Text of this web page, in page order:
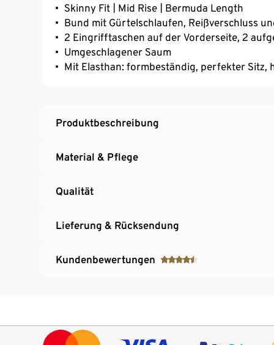
Skinny Fit | Mid Rise | Bermuda Length
Bund mit Gürtelschlaufen, Reißverschluss
2 Eingrifftaschen auf der Vorderseite, 2
Umgeschlagener Saum
Mit Elasthan: formbeständig, perfekter Sitz,
Produktbeschreibung
Material & Pflege
Qualität
Lieferung & Rücksendung
Kundenbewertungen